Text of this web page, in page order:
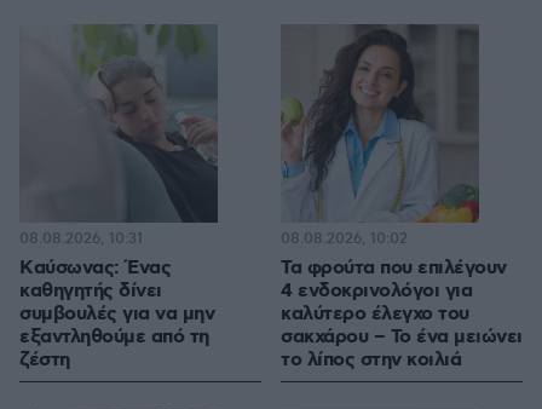
Kαύσωνας: Ένας
καθηγητής δίνει
συμβουλές για να μην
εξαντληθούμε από τη
ζέστη
08.08.2026, 10:31
Τα φρούτα που επιλέγουν
4 ενδοκρινολόγοι για
καλύτερο έλεγχο του
σακχάρου – Το ένα μειώνει
το λίπος στην κοιλιά
08.08.2026, 10:02